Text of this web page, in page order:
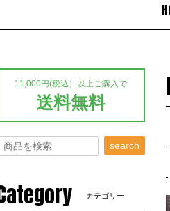
11,000円(税込）以上ご購入で
送料無料
search
カテゴリー